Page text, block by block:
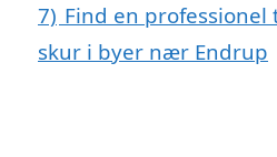
7) Find en
skur i byer nær Endrup